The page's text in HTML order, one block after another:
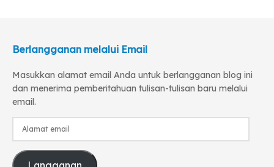
Berlangganan melalui Email
Masukkan alamat email Anda untuk berlangganan blog ini
dan menerima pemberitahuan tulisan-tulisan baru melalui
email.